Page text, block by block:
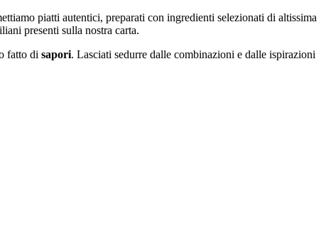
piatti autentici, preparati con ingredienti selezionati di altissima
presenti sulla nostra carta.
fatto di sapori. Lasciati sedurre dalle combinazioni e dalle ispirazioni